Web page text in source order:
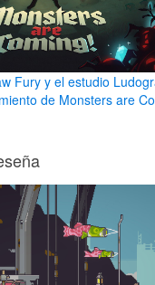
Fury y el estudio
de Monsters are